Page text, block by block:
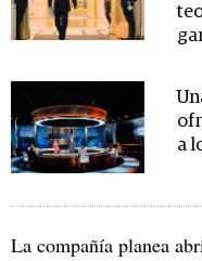
a
La compañía planea